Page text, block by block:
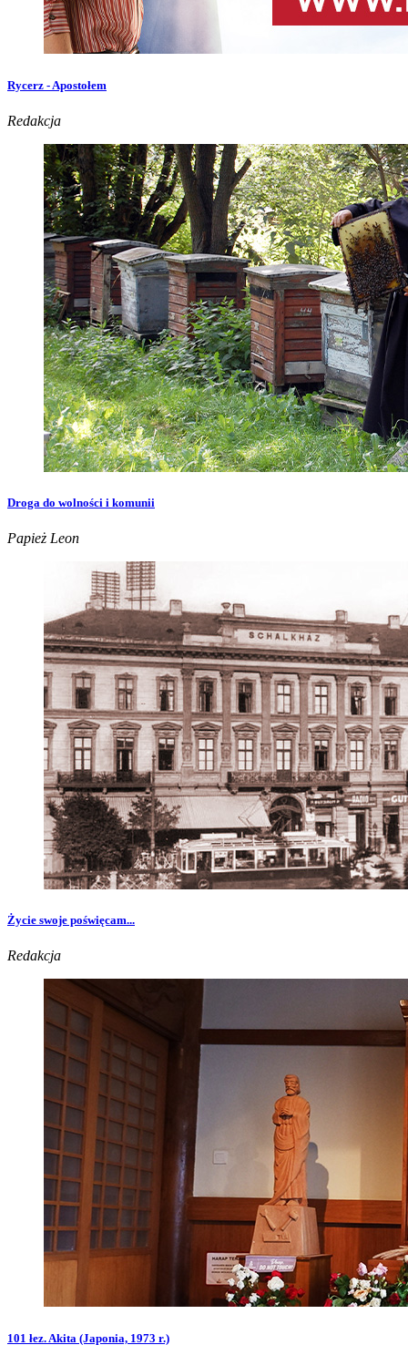
Rycerz - Apostołem
Redakcja
Droga do wolności i komunii
Papież Leon
Życie swoje poświęcam...
Redakcja
101 łez. Akita (Japonia, 1973 r.)